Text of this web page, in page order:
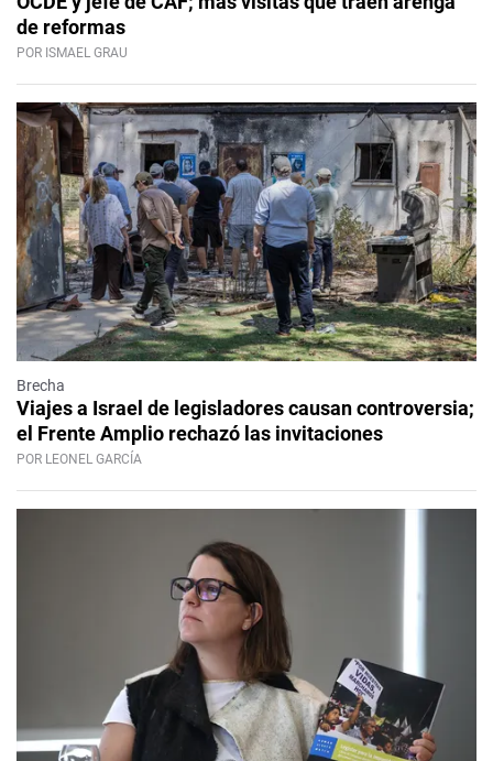
de reformas
POR ISMAEL GRAU
Brecha
Viajes a Israel de legisladores causan controversia;
el Frente Amplio rechazó las invitaciones
POR LEONEL GARCÍA